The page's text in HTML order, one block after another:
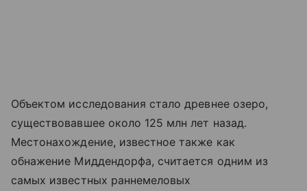
Объектом исследования стало древнее озеро,
существовавшее около 125 млн лет назад.
Местонахождение, известное также как
обнажение Миддендорфа, считается одним из
самых известных раннемеловых